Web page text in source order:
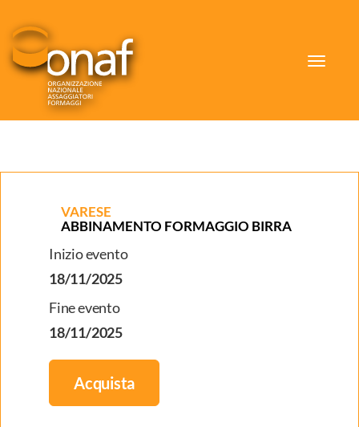
Toggle
VARESE
ABBINAMENTO FORMAGGIO BIRRA
Inizio evento
18/11/2025
Fine evento
18/11/2025
Acquista